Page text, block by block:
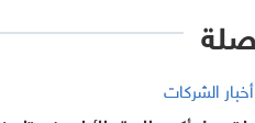
أخبار الشركات